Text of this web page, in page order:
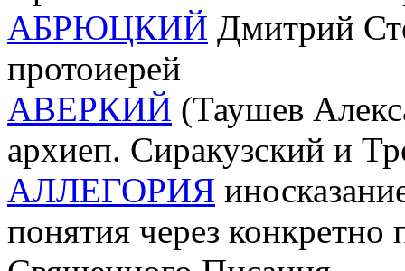
АБРЮЦКИЙ Дмитрий
протоиерей
АВЕРКИЙ (Таушев
архиеп. Сиракузский и
АЛЛЕГОРИЯ
понятия через конкретно